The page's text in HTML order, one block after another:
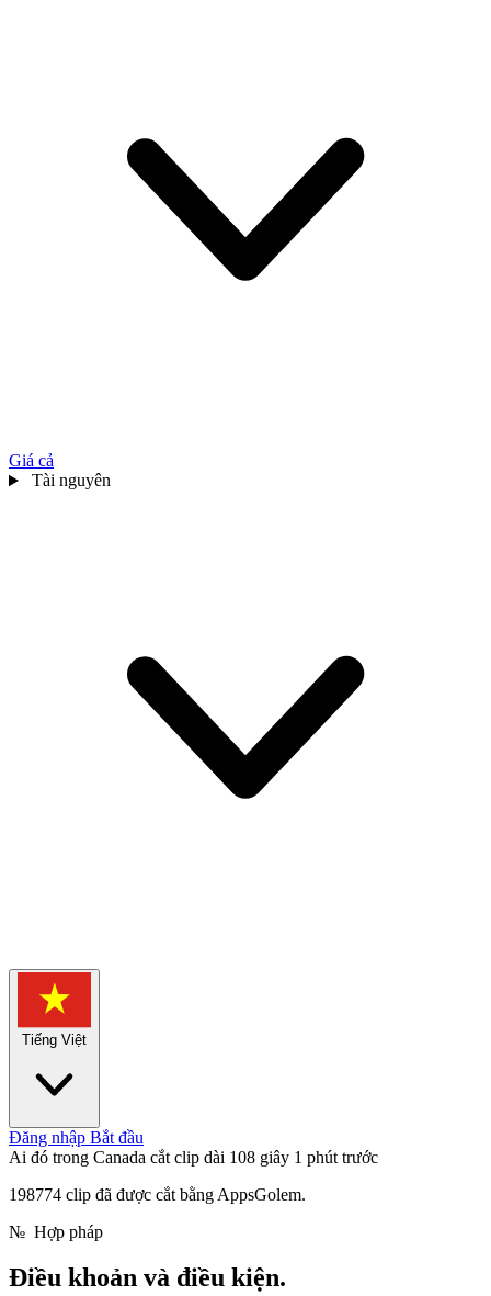
Giá cả
Tài nguyên
Tiếng Việt
Đăng nhập Bắt đầu
Ai đó trong Canada cắt clip dài 108 giây 1 phút trước
198774 clip đã được cắt bằng AppsGolem.
№ Hợp pháp
Điều khoản và điều kiện.